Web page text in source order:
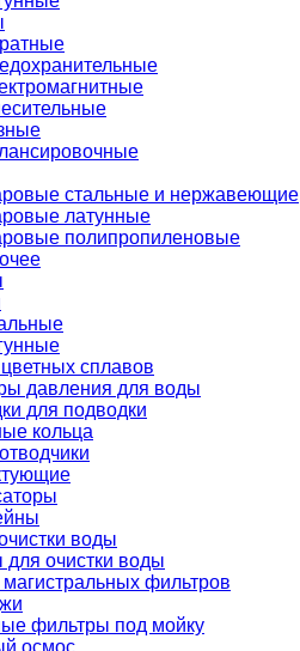
стальные и нержавеющие
латунные
полипропиленовые
сплавов
давления для воды
для подводки
кольца
воды
для очистки воды
магистральных фильтров
фильтры под мойку
осмос